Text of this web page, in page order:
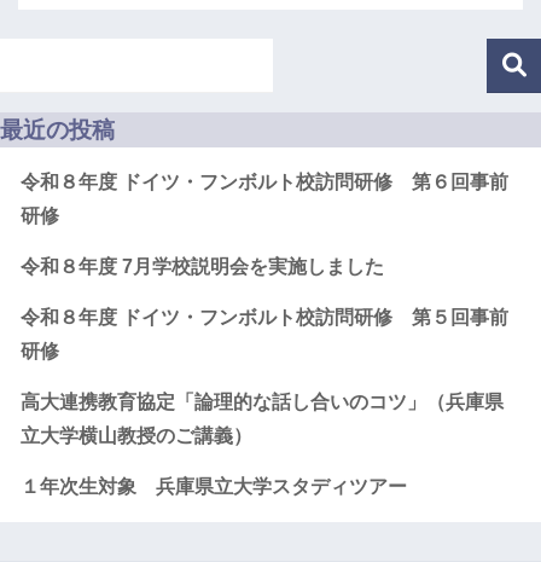
最近の投稿
令和８年度 ドイツ・フンボルト校訪問研修 第６回事前
研修
令和８年度 7月学校説明会を実施しました
令和８年度 ドイツ・フンボルト校訪問研修 第５回事前
研修
高大連携教育協定「論理的な話し合いのコツ」（兵庫県
立大学横山教授のご講義）
１年次生対象 兵庫県立大学スタディツアー